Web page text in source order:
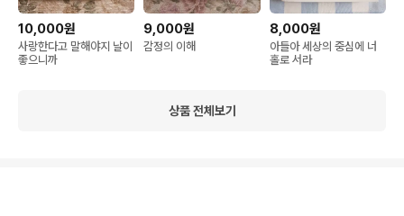
10,000원
사랑한다고 말해야지 날이
좋으니까
9,000원
감정의 이해
8,000원
아들아 세상의 중심에 너
홀로 서라
상품 전체보기